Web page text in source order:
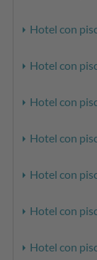
Hotel con
Hotel con
Hotel con
Hotel con
Hotel con
Hotel con
Hotel con